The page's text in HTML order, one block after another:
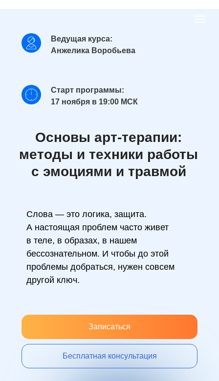
Старт программы:
17 ноября в 19:00 МСК
Основы арт-терапии:
методы и техники работы
с эмоциями и травмой
Ведущая курса:
Анжелика Воробьева
Записаться
Бесплатная консультация
Слова — это логика, защита.
А настоящая проблем часто живет
в теле, в образах, в нашем
бессознательном. И чтобы до этой
проблемы добраться, нужен совсем
другой ключ.